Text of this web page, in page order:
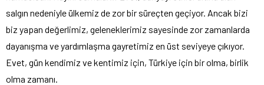
salgın nedeniyle ülkemiz de zor bir süreçten geçiyor. Ancak bizi
biz yapan değerlimiz, geleneklerimiz sayesinde zor zamanlarda
dayanışma ve yardımlaşma gayretimiz en üst seviyeye çıkıyor.
Evet, gün kendimiz ve kentimiz için, Türkiye için bir olma, birlik
olma zamanı.